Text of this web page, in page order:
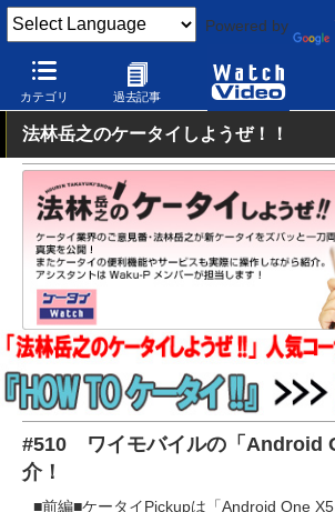
Powered by
カテゴリ 過去記事
Watch Video モバイル スマートフォン
法林岳之のケータイしようぜ！！
#510 ワイモバイルの「Android
介！
■前編■ケータイPickupは「Android One X5